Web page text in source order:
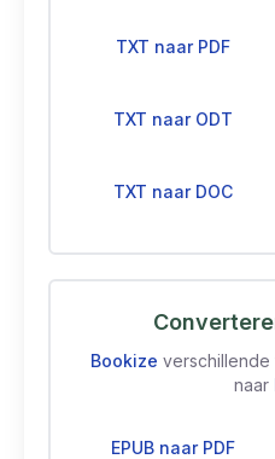
TXT naar PDF
TXT naar ODT
TXT naar DOC
Bookize
naar
EPUB naar PDF